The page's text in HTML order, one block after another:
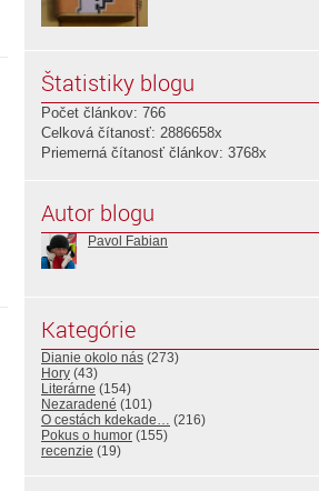
Štatistiky blogu
Počet článkov: 766
Celková čítanosť: 2886658x
Priemerná čítanosť článkov: 3768x
Autor blogu
Pavol Fabian
Kategórie
Dianie okolo nás (273)
Hory (43)
Literárne (154)
Nezaradené (101)
O cestách kdekade… (216)
Pokus o humor (155)
recenzie (19)